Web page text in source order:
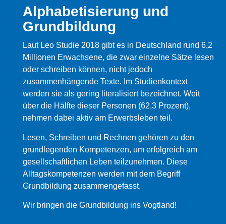
Alphabetisierung und
Grundbildung
Laut Leo Studie 2018 gibt es in Deutschland rund 6,2
Millionen Erwachsene, die zwar einzelne Sätze lesen
oder schreiben können, nicht jedoch
zusammenhängende Texte. Im Studienkontext
werden sie als gering literalisiert bezeichnet. Weit
über die Hälfte dieser Personen (62,3 Prozent),
nehmen dabei aktiv am Erwerbsleben teil.
Lesen, Schreiben und Rechnen gehören zu den
grundlegenden Kompetenzen, um erfolgreich am
gesellschaftlichen Leben teilzunehmen. Diese
Alltagskompetenzen werden mit dem Begriff
Grundbildung zusammengefasst.
Wir bringen die Grundbildung ins Vogtland!